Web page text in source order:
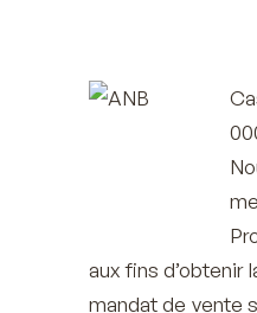
aux fins d’obtenir
mandat de vente